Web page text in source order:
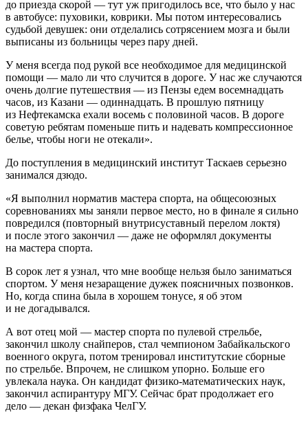
до приезда скорой — тут уж пригодилось все, что было у нас
в автобусе: пуховики, коврики. Мы потом интересовались
судьбой девушек: они отделались сотрясением мозга и были
выписаны из больницы через пару дней.
У меня всегда под рукой все необходимое для медицинской
помощи — мало ли что случится в дороге. У нас же случаются
очень долгие путешествия — из Пензы едем восемнадцать
часов, из Казани — одиннадцать. В прошлую пятницу
из Нефтекамска ехали восемь с половиной часов. В дороге
советую ребятам поменьше пить и надевать компрессионное
белье, чтобы ноги не отекали».
До поступления в медицинский институт Таскаев серьезно
занимался дзюдо.
«Я выполнил норматив мастера спорта, на общесоюзных
соревнованиях мы заняли первое место, но в финале я сильно
повредился (повторный внутрисуставный перелом локтя)
и после этого закончил — даже не оформлял документы
на мастера спорта.
В сорок лет я узнал, что мне вообще нельзя было заниматься
спортом. У меня незаращение дужек поясничных позвонков.
Но, когда спина была в хорошем тонусе, я об этом
и не догадывался.
А вот отец мой — мастер спорта по пулевой стрельбе,
закончил школу снайперов, стал чемпионом Забайкальского
военного округа, потом тренировал институтские сборные
по стрельбе. Впрочем, не слишком упорно. Больше его
увлекала наука. Он кандидат физико-математических наук,
закончил аспирантуру МГУ. Сейчас брат продолжает его
дело — декан физфака ЧелГУ.